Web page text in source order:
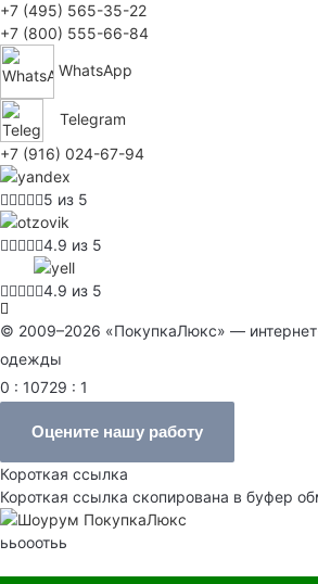
+7 (495) 565-35-22
+7 (800) 555-66-84
WhatsApp
Telegram
+7 (916) 024-67-94
5 из 5
4.9 из 5
4.9 из 5
© 2009–2026 «ПокупкаЛюкс» —
одежды
0 : 10729 : 1
Оцените нашу работу
Короткая ссылка
Короткая ссылка скопирована в буфер
ььооотьь